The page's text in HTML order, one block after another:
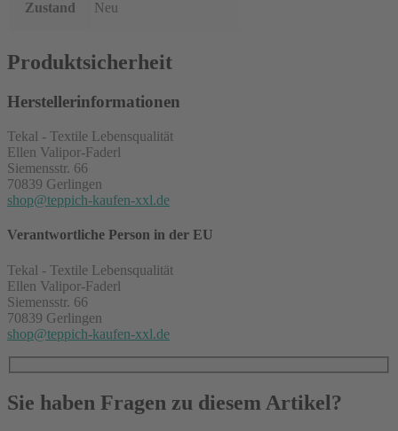
Zustand Neu
Produktsicherheit
Herstellerinformationen
Tekal - Textile Lebensqualität
Ellen Valipor-Faderl
Siemensstr. 66
70839 Gerlingen
shop@teppich-kaufen-xxl.de
Verantwortliche Person in der EU
Tekal - Textile Lebensqualität
Ellen Valipor-Faderl
Siemensstr. 66
70839 Gerlingen
shop@teppich-kaufen-xxl.de
Sie haben Fragen zu diesem Artikel?